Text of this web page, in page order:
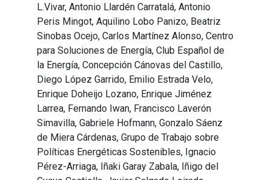
L.Vivar, Antonio Llardén Carratalá, Antonio
Peris Mingot, Aquilino Lobo Panizo, Beatriz
Sinobas Ocejo, Carlos Martínez Alonso, Centro
para Soluciones de Energía, Club Español de
la Energía, Concepción Cánovas del Castillo,
Diego López Garrido, Emilio Estrada Velo,
Enrique Doheijo Lozano, Enrique Jiménez
Larrea, Fernando Iwan, Francisco Laverón
Simavilla, Gabriele Hofmann, Gonzalo Sáenz
de Miera Cárdenas, Grupo de Trabajo sobre
Políticas Energéticas Sostenibles, Ignacio
Pérez-Arriaga, Iñaki Garay Zabala, Iñigo del